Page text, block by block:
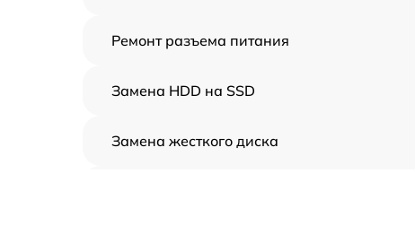
Ремонт разъема питания
Замена HDD на SSD
Замена жесткого диска